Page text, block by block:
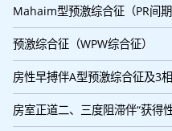
Mahaim型预激综合征（PR间期
预激综合征（WPW综合征）
房性早搏伴A型预激综合征及3
房室正道二、三度阻滞伴“获得